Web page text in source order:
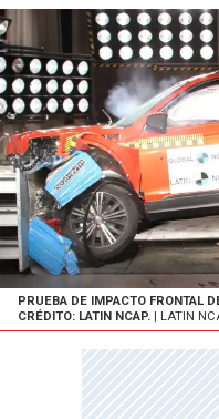
PRUEBA DE IMPACTO FRONTAL
CRÉDITO: LATIN NCAP. | LATIN